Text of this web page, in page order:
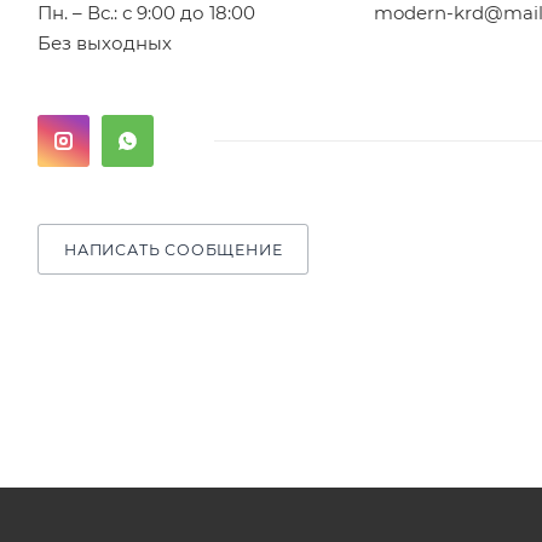
Пн. – Вс.: с 9:00 до 18:00
Без выходных
modern-
НАПИСАТЬ СООБЩЕНИЕ